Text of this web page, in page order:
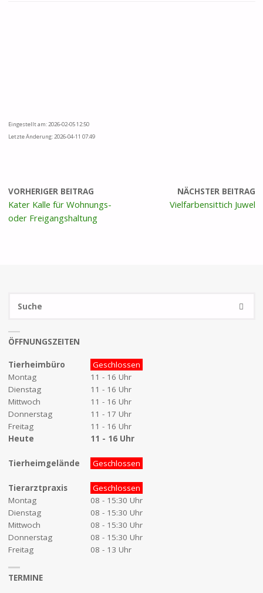
Eingestellt am: 2026-02-05 12:50
Letzte Änderung: 2026-04-11 07:49
VORHERIGER BEITRAG
Kater Kalle für Wohnungs-
oder Freigangshaltung
NÄCHSTER BEITRAG
Vielfarbensittich Juwel
SUCHE
ÖFFNUNGSZEITEN
Tierheimbüro
Montag
Dienstag
Mittwoch
Donnerstag
Freitag
Heute
Geschlossen
11 - 16 Uhr
11 - 16 Uhr
11 - 16 Uhr
11 - 17 Uhr
11 - 16 Uhr
11 - 16 Uhr
Tierheimgelände Geschlossen
Tierarztpraxis
Montag
Dienstag
Mittwoch
Donnerstag
Freitag
Geschlossen
08 - 15:30 Uhr
08 - 15:30 Uhr
08 - 15:30 Uhr
08 - 15:30 Uhr
08 - 13 Uhr
TERMINE